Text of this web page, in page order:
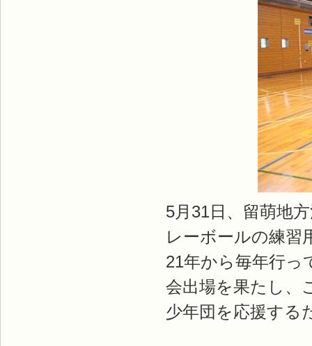
5月31日、留萌地
レーボールの練習
21年から毎年行っ
会出場を果たし、
少年団を応援する